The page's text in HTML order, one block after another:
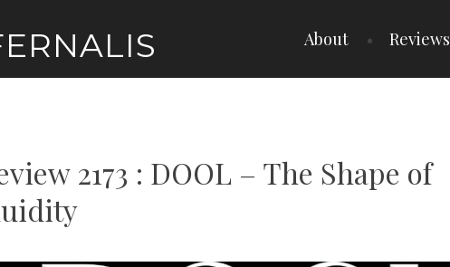
About Reviews
2173 : DOOL – The Shape of